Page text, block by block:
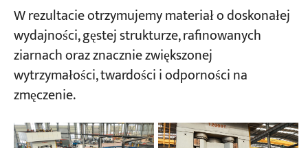
W rezultacie otrzymujemy materiał o doskonałej
wydajności, gęstej strukturze, rafinowanych
ziarnach oraz znacznie zwiększonej
wytrzymałości, twardości i odporności na
zmęczenie.